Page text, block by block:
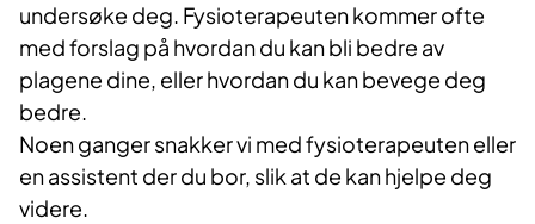
undersøke deg. Fysioterapeuten kommer ofte
med forslag på hvordan du kan bli bedre av
plagene dine, eller hvordan du kan bevege deg
bedre.
Noen ganger snakker vi med fysioterapeuten eller
en assistent der du bor, slik at de kan hjelpe deg
videre.